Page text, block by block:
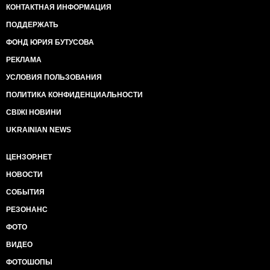
КОНТАКТНАЯ ИНФОРМАЦИЯ
ПОДДЕРЖАТЬ
ФОНД ЮРИЯ БУТУСОВА
РЕКЛАМА
УСЛОВИЯ ПОЛЬЗОВАНИЯ
ПОЛИТИКА КОНФИДЕНЦИАЛЬНОСТИ
СВІЖІ НОВИНИ
UKRAINIAN NEWS
ЦЕНЗОР.НЕТ
НОВОСТИ
СОБЫТИЯ
РЕЗОНАНС
ФОТО
ВИДЕО
ФОТОШОПЫ